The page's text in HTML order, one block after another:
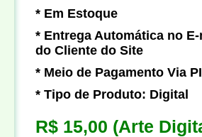
* Em Estoque
* Entrega Automática no
do Cliente do Site
* Meio de Pagamento Via
* Tipo de Produto: Digital
R$ 15,00 (Arte